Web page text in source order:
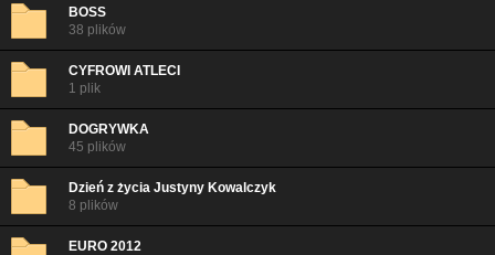
BOSS
38 plików
CYFROWI ATLECI
1 plik
DOGRYWKA
45 plików
Dzień z życia Justyny Kowalczyk
8 plików
EURO 2012